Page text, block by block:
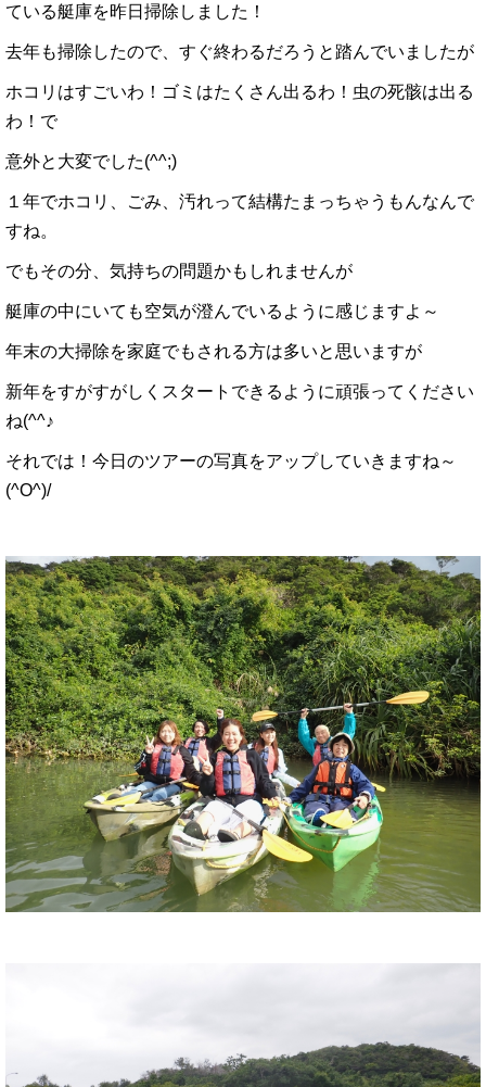
ている艇庫を昨日掃除しました！
去年も掃除したので、すぐ終わるだろうと踏んでいましたが
ホコリはすごいわ！ゴミはたくさん出るわ！虫の死骸は出る
わ！で
意外と大変でした(^^;)
１年でホコリ、ごみ、汚れって結構たまっちゃうもんなんで
すね。
でもその分、気持ちの問題かもしれませんが
艇庫の中にいても空気が澄んでいるように感じますよ～
年末の大掃除を家庭でもされる方は多いと思いますが
新年をすがすがしくスタートできるように頑張ってください
ね(^^♪
それでは！今日のツアーの写真をアップしていきますね～
(^O^)/